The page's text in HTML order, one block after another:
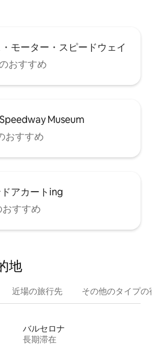
モーター・スピードウェイ
おすすめ
Museum
おすすめ
アカートing
すすめ
地
近場の旅行先 その他のタ⁠イ⁠プ⁠の
バルセロナ
長期滞在